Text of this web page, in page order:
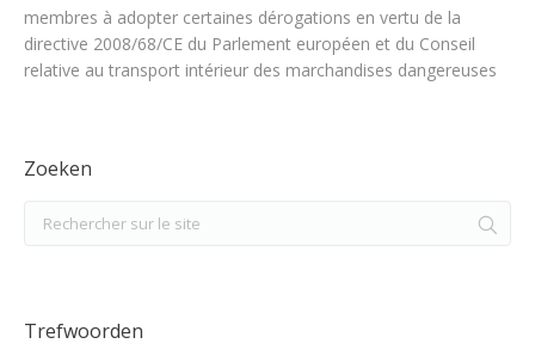
membres à adopter certaines dérogations en vertu de la
directive 2008/68/CE du Parlement européen et du Conseil
relative au transport intérieur des marchandises dangereuses
Zoeken
Trefwoorden